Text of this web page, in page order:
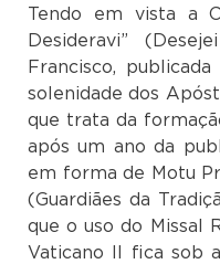
Tendo em vista a
Desideravi”
Francisco,
solenidade dos
que trata da
após um ano da
em forma de Motu
(Guardiães da
que o uso do Missal
Vaticano II fica sob